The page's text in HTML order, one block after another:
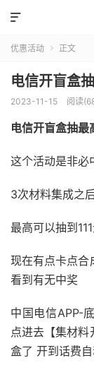

优惠活动  正文
电信开盲盒
2023-11-15 阅读
电信开盲盒抽最
这个活动是非必
3次材料集成之
最高可以抽到
现在有点卡点合
看到有无中奖
中国电信APP-
点进去【集材
盒了 开到话费